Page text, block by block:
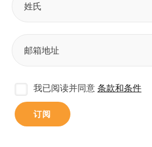
我已阅读并同意条款和条件